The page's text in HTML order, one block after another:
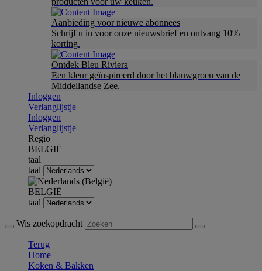
Aanbieding voor nieuwe abonnees
Schrijf u in voor onze nieuwsbrief en ontvang 10%
korting.
Ontdek Bleu Riviera
Een kleur geïnspireerd door het blauwgroen van de
Middellandse Zee.
Inloggen
Verlanglijstje
Inloggen
Verlanglijstje
Regio
BELGIË
taal
taal
BELGIË
taal
Wis zoekopdracht
Terug
Home
Koken & Bakken